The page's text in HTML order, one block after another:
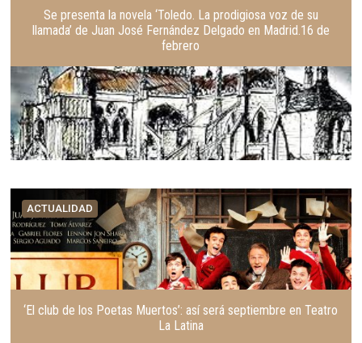
Se presenta la novela ‘Toledo. La prodigiosa voz de su
llamada’ de Juan José Fernández Delgado en Madrid.16 de
febrero
ACTUALIDAD
‘El club de los Poetas Muertos’: así será septiembre en Teatro
La Latina